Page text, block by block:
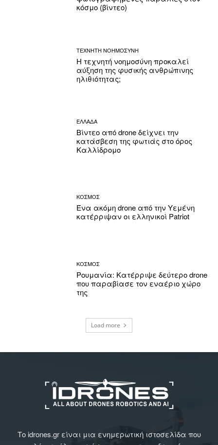
κόσμο (βίντεο)
ΤΕΧΝΗΤΗ ΝΟΗΜΟΣΥΝΗ
Η τεχνητή νοημοσύνη προκαλεί
αύξηση της φυσικής ανθρώπινης
ηλιθιότητας;
ΕΛΛΑΔΑ
Βίντεο από drone δείχνει την
κατάσβεση της φωτιάς στο όρος
Καλλίδρομο
ΚΟΣΜΟΣ
Ένα ακόμη drone από την Υεμένη
κατέρριψαν οι ελληνικοί Patriot
ΚΟΣΜΟΣ
Ρουμανία: Κατέρριψε δεύτερο drone
που παραβίασε τον εναέριο χώρο
της
Load more
Το idrones.gr είναι μια ενημερωτική ιστοσελίδα που